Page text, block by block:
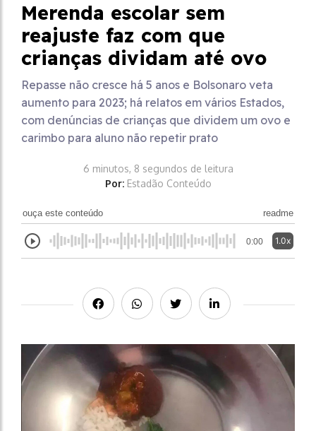
Merenda escolar sem
reajuste faz com que
crianças dividam até ovo
Repasse não cresce há 5 anos e Bolsonaro veta
aumento para 2023; há relatos em vários Estados,
com denúncias de crianças que dividem um ovo e
carimbo para aluno não repetir prato
6 minutos, 8 segundos de leitura
Por: Estadão Conteúdo
ouça este conteúdo readme
0:00 1.0x